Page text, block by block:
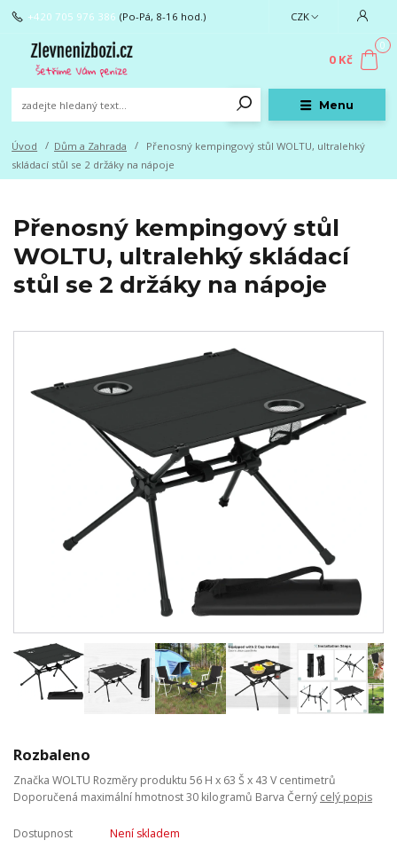
Menu
CZK
+420 705 976 386 (Po-Pá, 8-16 hod.)
0
0 Kč
Úvod Dům a Zahrada
Přenosný kempingový stůl WOLTU, ultralehký
skládací stůl se 2 držáky na nápoje
Přenosný kempingový stůl
WOLTU, ultralehký skládací
stůl se 2 držáky na nápoje
Rozbaleno
Značka WOLTU Rozměry produktu 56 H x 63 Š x 43 V centimetrů
Doporučená maximální hmotnost 30 kilogramů Barva Černý celý popis
Dostupnost Není skladem